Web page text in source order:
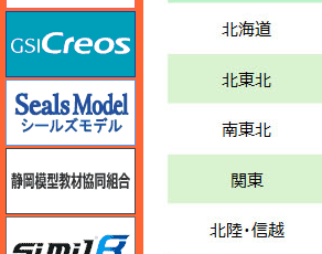
シールズモデル
静岡模型協同組合
シミラー（similR）